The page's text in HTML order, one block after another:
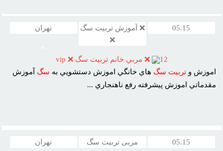
05.15
❌ آموزش تربیت سگ
❌
تهران
12
❌ مربي خانم تربيت سگ ❌ vip
اموزش وتربيت سگ هاي خانگي اموزش دستشويي به سگ آموزش
مقدماتي اموزش پيشرفته رفع ناهنجاري ...
05.15 مربی تربیت سگ تهران